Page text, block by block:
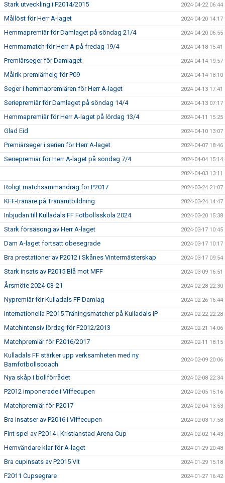
Stark utveckling i F2014/2015 2024-04-22 06:44
Mållöst för Herr A-laget 2024-04-20 14:17
Hemmapremiär för Damlaget på söndag 21/4 2024-04-20 06:55
Hemmamatch för Herr A på fredag 19/4 2024-04-18 15:41
Premiärseger för Damlaget 2024-04-14 19:57
Målrik premiärhelg för P09 2024-04-14 18:10
Seger i hemmapremiären för Herr A-laget 2024-04-13 17:41
Seriepremiär för Damlaget på söndag 14/4 2024-04-13 07:17
Hemmapremiär för Herr A-laget på lördag 13/4 2024-04-11 15:25
Glad Eid 2024-04-10 13:07
Premiärseger i serien för Herr A-laget 2024-04-07 18:46
Seriepremiär för Herr A-laget på söndag 7/4 2024-04-04 15:14
2024-04-03 13:11
Roligt matchsammandrag för P2017 2024-03-24 21:07
KFF-tränare på Tränarutbildning 2024-03-24 14:47
Inbjudan till Kulladals FF Fotbollsskola 2024 2024-03-20 15:38
Stark försäsong av Herr A-laget 2024-03-17 10:45
Dam A-laget fortsatt obesegrade 2024-03-17 10:17
Bra prestationer av P2012 i Skånes Vintermästerskap 2024-03-17 09:54
Stark insats av P2015 Blå mot MFF 2024-03-09 16:51
Årsmöte 2024-03-21 2024-02-28 22:30
Nypremiär för Kulladals FF Damlag 2024-02-26 16:44
Internationella P2015 Träningsmatcher på Kulladals IP 2024-02-22 22:28
Matchintensiv lördag för F2012/2013 2024-02-21 14:06
Matchpremiär för F2016/2017 2024-02-11 18:15
Kulladals FF stärker upp verksamheten med ny
Barnfotbollscoach
2024-02-09 20:06
Nya skåp i bollförrådet 2024-02-08 22:34
P2012 imponerade i Viffecupen 2024-02-05 15:16
Matchpremiär för P2017 2024-02-04 13:53
Bra insatser av P2016 i Viffecupen 2024-02-03 17:58
Fint spel av P2014 i Kristianstad Arena Cup 2024-02-02 14:43
Hemvändare klar för A-laget 2024-01-29 20:48
Bra cupinsats av P2015 Vit 2024-01-29 15:18
F2011 Cupsegrare 2024-01-27 16:42